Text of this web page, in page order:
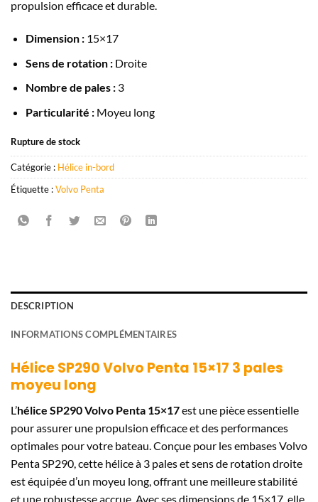
propulsion efficace et durable.
Dimension :15×17
Sens de rotation :Droite
Nombre de pales :3
Particularité :Moyeu long
Rupture de stock
Catégorie : Hélice in-bord
Étiquette :Volvo Penta
DESCRIPTION
INFORMATIONS COMPLÉMENTAIRES
Hélice SP290 Volvo Penta 15×17 3 pales
moyeu long
L’hélice SP290 Volvo Penta 15×17est une pièce essentielle
pour assurer une propulsion efficace et des performances
optimales pour votre bateau. Conçue pour les embases Volvo
Penta SP290, cette hélice à 3 pales et sens de rotation droite
est équipée d’un moyeu long, offrant une meilleure stabilité
et une robustesse accrue. Avec ses dimensions de 15×17, elle